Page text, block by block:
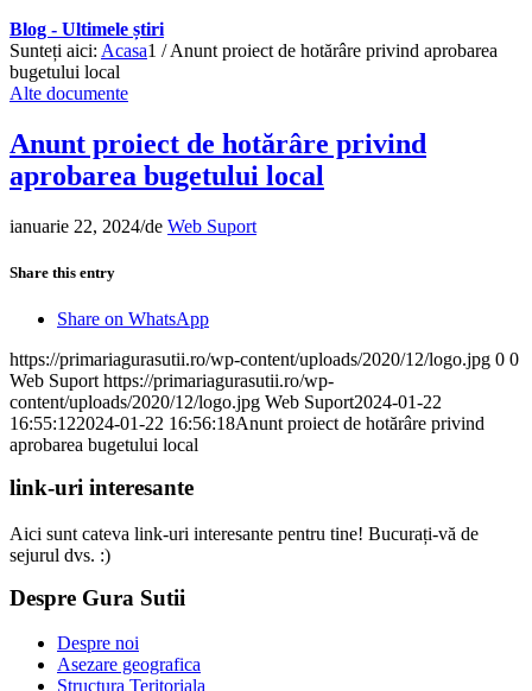
Blog - Ultimele știri
Sunteți aici: Acasa1 / Anunt proiect de hotărâre privind aprobarea
bugetului local
Alte documente
Anunt proiect de hotărâre privind
aprobarea bugetului local
ianuarie 22, 2024/de Web Suport
Share this entry
Share on WhatsApp
https://primariagurasutii.ro/wp-content/uploads/2020/12/logo.jpg 0 0
Web Suport https://primariagurasutii.ro/wp-
content/uploads/2020/12/logo.jpg Web Suport2024-01-22
16:55:122024-01-22 16:56:18Anunt proiect de hotărâre privind
aprobarea bugetului local
link-uri interesante
Aici sunt cateva link-uri interesante pentru tine! Bucurați-vă de
sejurul dvs. :)
Despre Gura Sutii
Despre noi
Asezare geografica
Structura Teritoriala